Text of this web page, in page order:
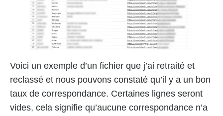
Voici un exemple d’un fichier que j’ai retraité et
reclassé et nous pouvons constaté qu’il y a un bon
taux de correspondance. Certaines lignes seront
vides, cela signifie qu’aucune correspondance n’a